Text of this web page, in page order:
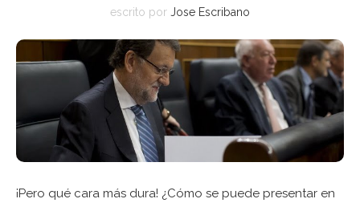
escrito por Jose Escribano
¡Pero qué cara más dura! ¿Cómo se puede presentar en